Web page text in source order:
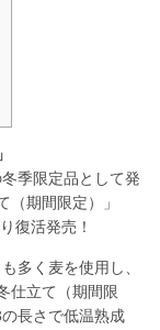
季限定品として発
期間限定）」
復活発売！
多く麦を使用し、
仕立て（期間限
長さで低温熟成